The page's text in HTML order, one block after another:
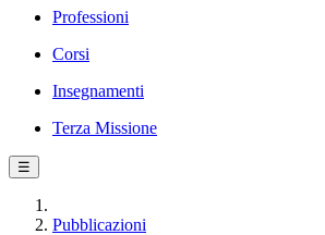
Professioni
Corsi
Insegnamenti
Terza Missione
☰
Pubblicazioni